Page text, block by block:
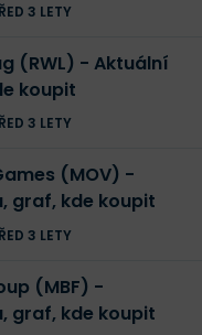
3 LETY
- Aktuální
koupit
3 LETY
(MOV) -
graf, kde koupit
3 LETY
(MBF) -
graf, kde koupit